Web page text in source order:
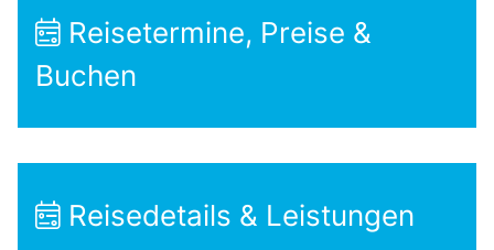
Reisetermine, Preise &
Buchen
Reisedetails & Leistungen